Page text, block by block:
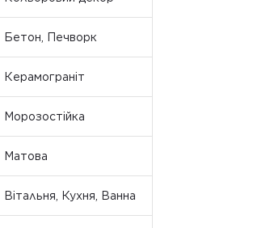
Бетон, Печворк
Керамограніт
Морозостійка
Матова
Вітальня, Кухня, Ванна